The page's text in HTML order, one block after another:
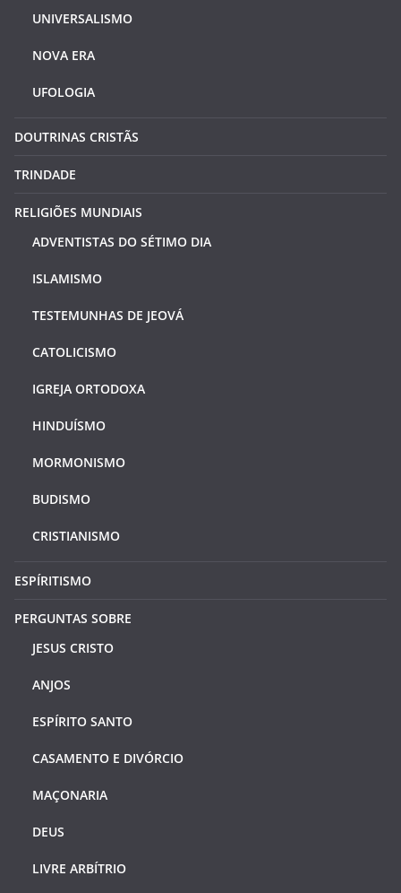
UNIVERSALISMO
NOVA ERA
UFOLOGIA
DOUTRINAS CRISTÃS
TRINDADE
RELIGIÕES MUNDIAIS
ADVENTISTAS DO SÉTIMO DIA
ISLAMISMO
TESTEMUNHAS DE JEOVÁ
CATOLICISMO
IGREJA ORTODOXA
HINDUÍSMO
MORMONISMO
BUDISMO
CRISTIANISMO
ESPÍRITISMO
PERGUNTAS SOBRE
JESUS CRISTO
ANJOS
ESPÍRITO SANTO
CASAMENTO E DIVÓRCIO
MAÇONARIA
DEUS
LIVRE ARBÍTRIO